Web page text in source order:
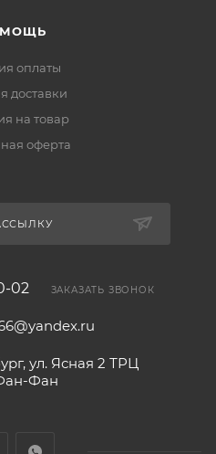
оплаты
доставки
на товар
оферта
02 ЗАКАЗАТЬ ЗВОНОК
ул. Ясная 2 ТРЦ
Фан